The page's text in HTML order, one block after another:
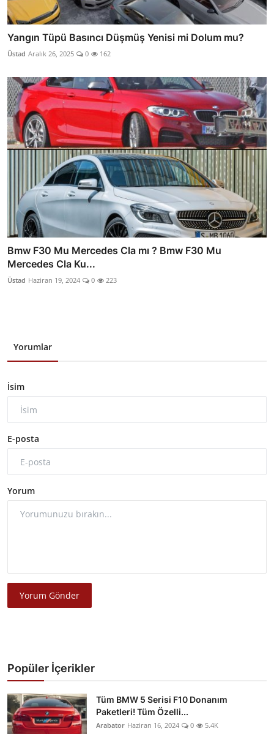
Yangın Tüpü Basıncı Düşmüş Yenisi mi Dolum mu?
Üstad Aralık 26, 2025 0 162
Bmw F30 Mu Mercedes Cla mı ? Bmw F30 Mu
Mercedes Cla Ku...
Üstad Haziran 19, 2024 0 223
Yorumlar
İsim
E-posta
Yorum
Yorum Gönder
Popüler İçerikler
Tüm BMW 5 Serisi F10 Donanım
Paketleri! Tüm Özelli...
Arabator Haziran 16, 2024 0 5.4K